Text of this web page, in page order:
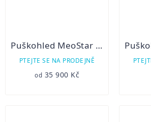
Puškohled MeoStar R2 1,7-10x42 RD
PTEJTE SE NA PRODEJNĚ
od 35 900 Kč